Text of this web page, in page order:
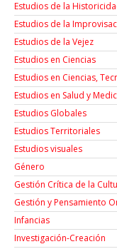
Estudios de la
Estudios de la
Estudios de la Vejez
Estudios en Ciencias
Estudios en Ciencias,
Estudios en Salud y
Estudios Globales
Estudios Territoriales
Estudios visuales
Género
Gestión Crítica de la
Gestión y Pensamiento
Infancias
Investigación-Creación